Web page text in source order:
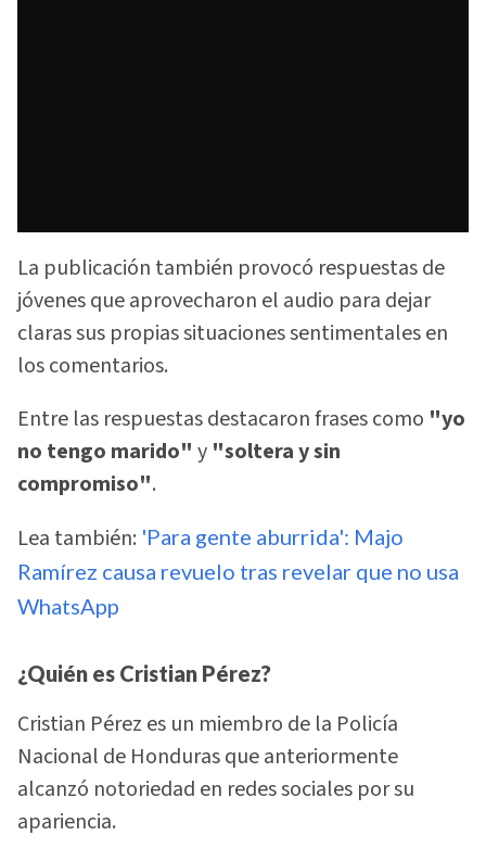
La publicación también provocó respuestas de
jóvenes que aprovecharon el audio para dejar
claras sus propias situaciones sentimentales en
los comentarios.
Entre las respuestas destacaron frases como "yo
no tengo marido" y "soltera y sin
compromiso".
Lea también: 'Para gente aburrida': Majo
Ramírez causa revuelo tras revelar que no usa
WhatsApp
¿Quién es Cristian Pérez?
Cristian Pérez es un miembro de la Policía
Nacional de Honduras que anteriormente
alcanzó notoriedad en redes sociales por su
apariencia.